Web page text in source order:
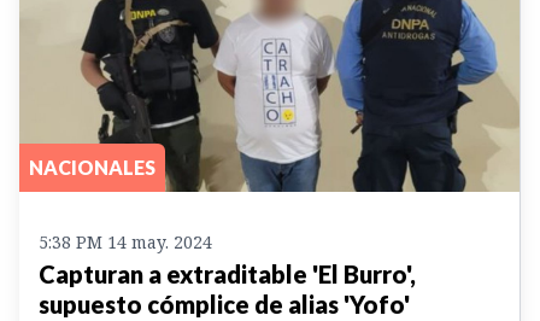
NACIONALES
5:38 PM 14 may. 2024
Capturan a extraditable 'El Burro',
supuesto cómplice de alias 'Yofo'